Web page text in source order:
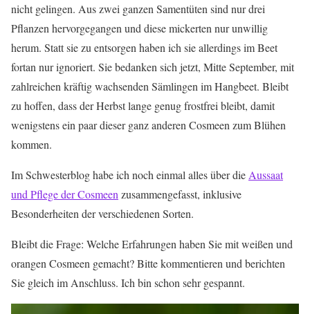
nicht gelingen. Aus zwei ganzen Samentüten sind nur drei
Pflanzen hervorgegangen und diese mickerten nur unwillig
herum. Statt sie zu entsorgen haben ich sie allerdings im Beet
fortan nur ignoriert. Sie bedanken sich jetzt, Mitte September, mit
zahlreichen kräftig wachsenden Sämlingen im Hangbeet. Bleibt
zu hoffen, dass der Herbst lange genug frostfrei bleibt, damit
wenigstens ein paar dieser ganz anderen Cosmeen zum Blühen
kommen.
Im Schwesterblog habe ich noch einmal alles über die Aussaat
und Pflege der Cosmeen zusammengefasst, inklusive
Besonderheiten der verschiedenen Sorten.
Bleibt die Frage: Welche Erfahrungen haben Sie mit weißen und
orangen Cosmeen gemacht? Bitte kommentieren und berichten
Sie gleich im Anschluss. Ich bin schon sehr gespannt.